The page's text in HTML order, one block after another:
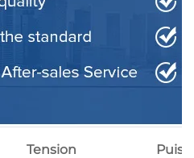
Tension